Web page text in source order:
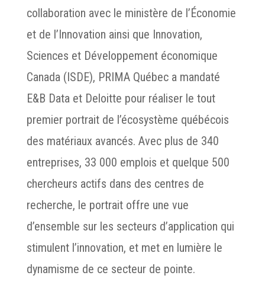
collaboration avec le ministère de l’Économie
et de l’Innovation ainsi que Innovation,
Sciences et Développement économique
Canada (ISDE), PRIMA Québec a mandaté
E&B Data et Deloitte pour réaliser le tout
premier portrait de l’écosystème québécois
des matériaux avancés. Avec plus de 340
entreprises, 33 000 emplois et quelque 500
chercheurs actifs dans des centres de
recherche, le portrait offre une vue
d’ensemble sur les secteurs d’application qui
stimulent l’innovation, et met en lumière le
dynamisme de ce secteur de pointe.